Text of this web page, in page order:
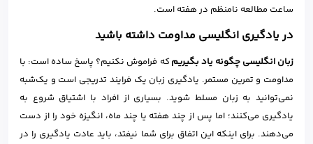
ساعت مطالعه نامنظم در هفته است.
در یادگیری انگلیسی مداومت داشته باشید
زبان انگلیسی چگونه یاد بگیریم که فراموش نکنیم؟ پاسخ ساده است: با
مداومت و تمرین مستمر. یادگیری زبان یک فرایند تدریجی است و یک‌شبه
نمی‌توانید به زبان مسلط شوید. بسیاری از افراد با اشتیاق شروع به
یادگیری می‌کنند؛ اما پس از چند هفته یا چند ماه، انگیزه خود را از دست
می‌دهند. برای اینکه این اتفاق برای شما نیفتد، باید عادت یادگیری را در